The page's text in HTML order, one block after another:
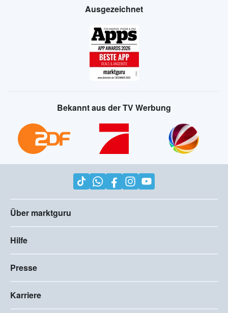
Ausgezeichnet
Bekannt aus der TV Werbung
Über marktguru
Hilfe
Presse
Karriere